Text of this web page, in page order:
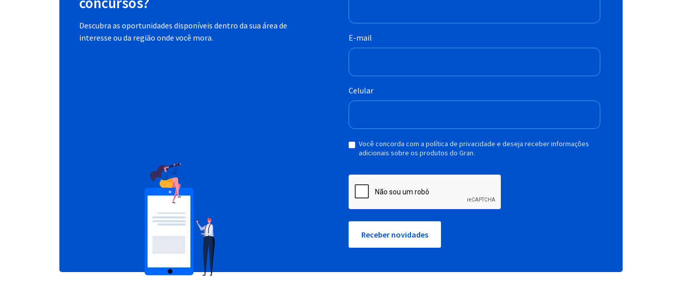
Descubra as oportunidades disponíveis dentro da sua área de
interesse ou da região onde você mora.
E-mail
Celular
Você concorda com a política de privacidade e deseja receber informações
adicionais sobre os produtos do Gran.
Receber novidades